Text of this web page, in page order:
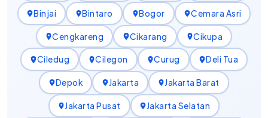
Binjai Bintaro Bogor Cemara Asri
Cengkareng Cikarang Cikupa
Ciledug Cilegon Curug Deli Tua
Depok Jakarta Jakarta Barat
Jakarta Pusat Jakarta Selatan